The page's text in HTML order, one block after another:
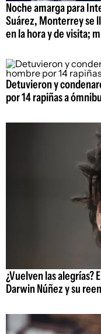
Noche amarga para
Suárez, Monterrey se
en la hora y de visita;
Detuvieron y
por 14 rapiñas a
¿Vuelven las alegrías?
Darwin Núñez y su